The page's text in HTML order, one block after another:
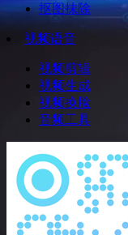
抠图抹除
视频语音
视频剪辑
视频生成
视频换脸
音频工具